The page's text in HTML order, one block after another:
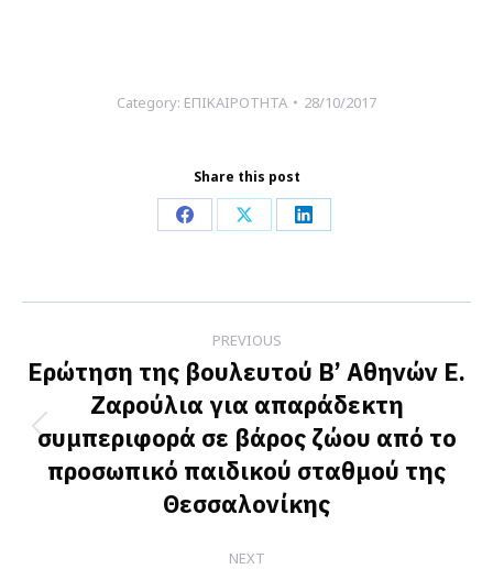
Category: ΕΠΙΚΑΙΡΟΤΗΤΑ 28/10/2017
Share this post
Share
Facebook
Share
X
Share
LinkedIn
navigation
PREVIOUS
Previous
post:
Ερώτηση της βουλευτού Β’ Αθηνών Ε.
Ζαρούλια για απαράδεκτη
συμπεριφορά σε βάρος ζώου από το
προσωπικό παιδικού σταθμού της
Θεσσαλονίκης
NEXT